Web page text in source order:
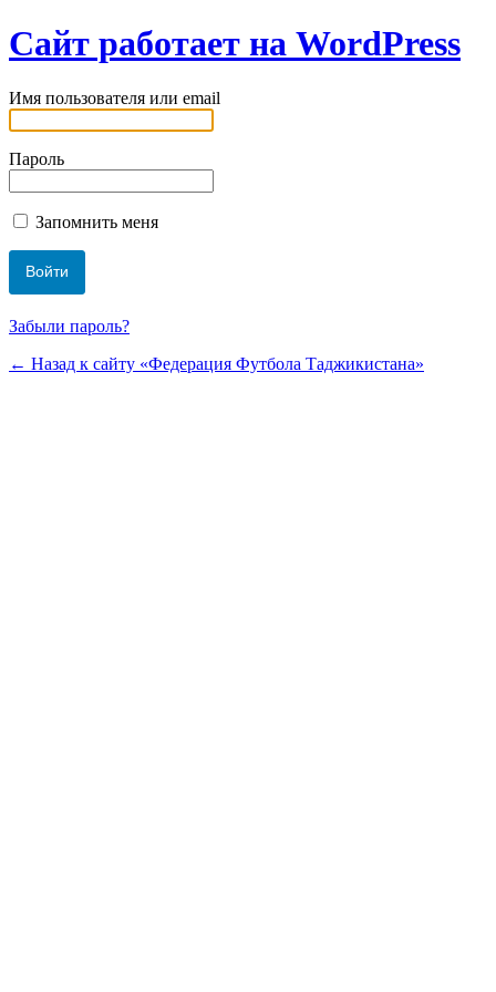
Сайт работает на WordPress
Имя пользователя или email
Пароль
Запомнить меня
Забыли пароль?
← Назад к сайту «Федерация Футбола Таджикистана»